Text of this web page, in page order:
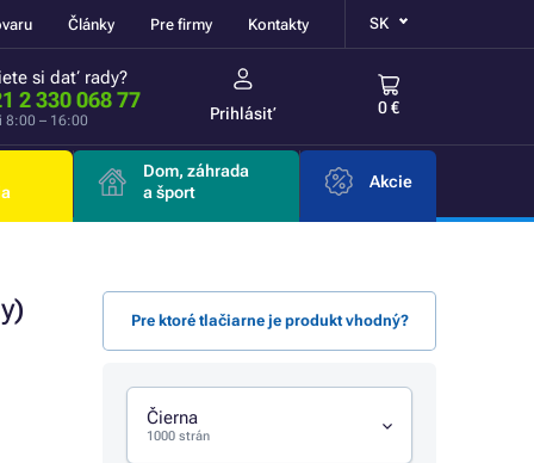
Články Pre firmy Kontakty SK
si dať rady?
2 330 068 77
8:00 – 16:00 Prihlásiť 0 €
Dom, záhrada
a šport
Akcie
Pre ktoré tlačiarne je produkt vhodný?
Čierna
1000 strán